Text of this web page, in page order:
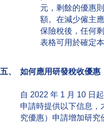
元，剩餘的優惠
額。在減少僱主
保險稅後，任何
表格可用於確定
五、 如何應用研發稅收優惠
自 2022 年 1 月 10 日
申請時提供以下信息，
究優惠）申請增加研究